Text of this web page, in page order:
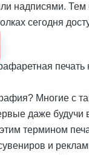
надписями. Тем
сегодня
печать
Многие с
даже будучи
термином
и